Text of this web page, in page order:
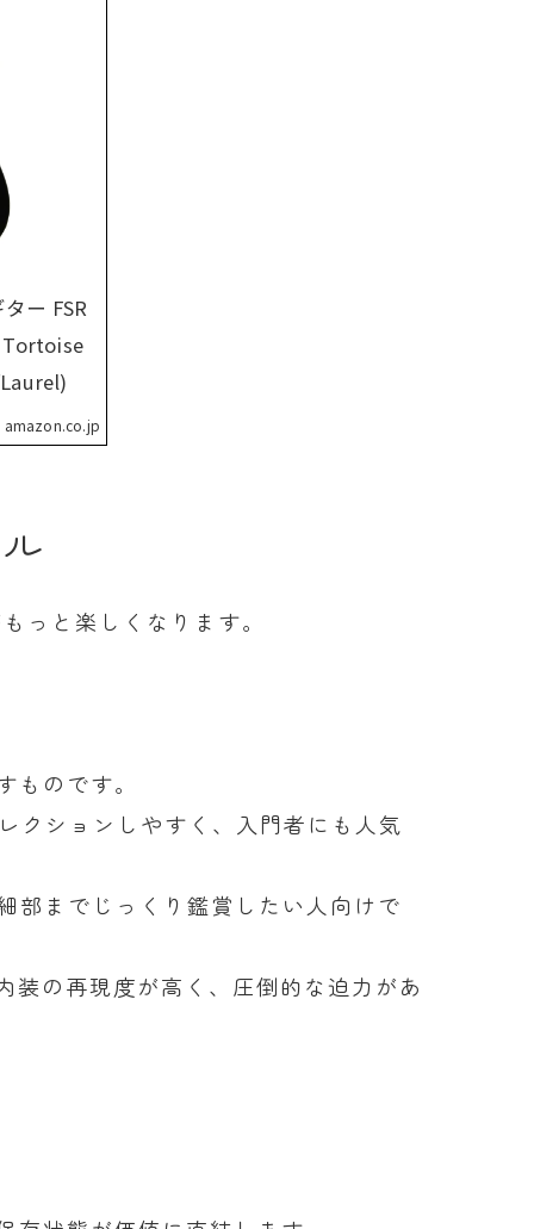
ー FSR
amazon.co.jp
っと楽しくなります。
のです。
クションしやすく、入門者にも人気
部までじっくり鑑賞したい人向けで
装の再現度が高く、圧倒的な迫力があ